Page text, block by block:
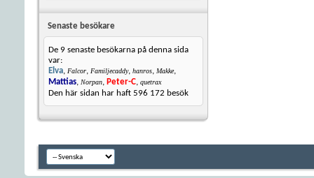
Senaste besökare
De 9 senaste besökarna på denna sida
var:
Elva, Falcor, Familjecaddy, hanros, Makke,
Mattias, Norpan, Peter-C, quetrax
Den här sidan har haft 596 172 besök